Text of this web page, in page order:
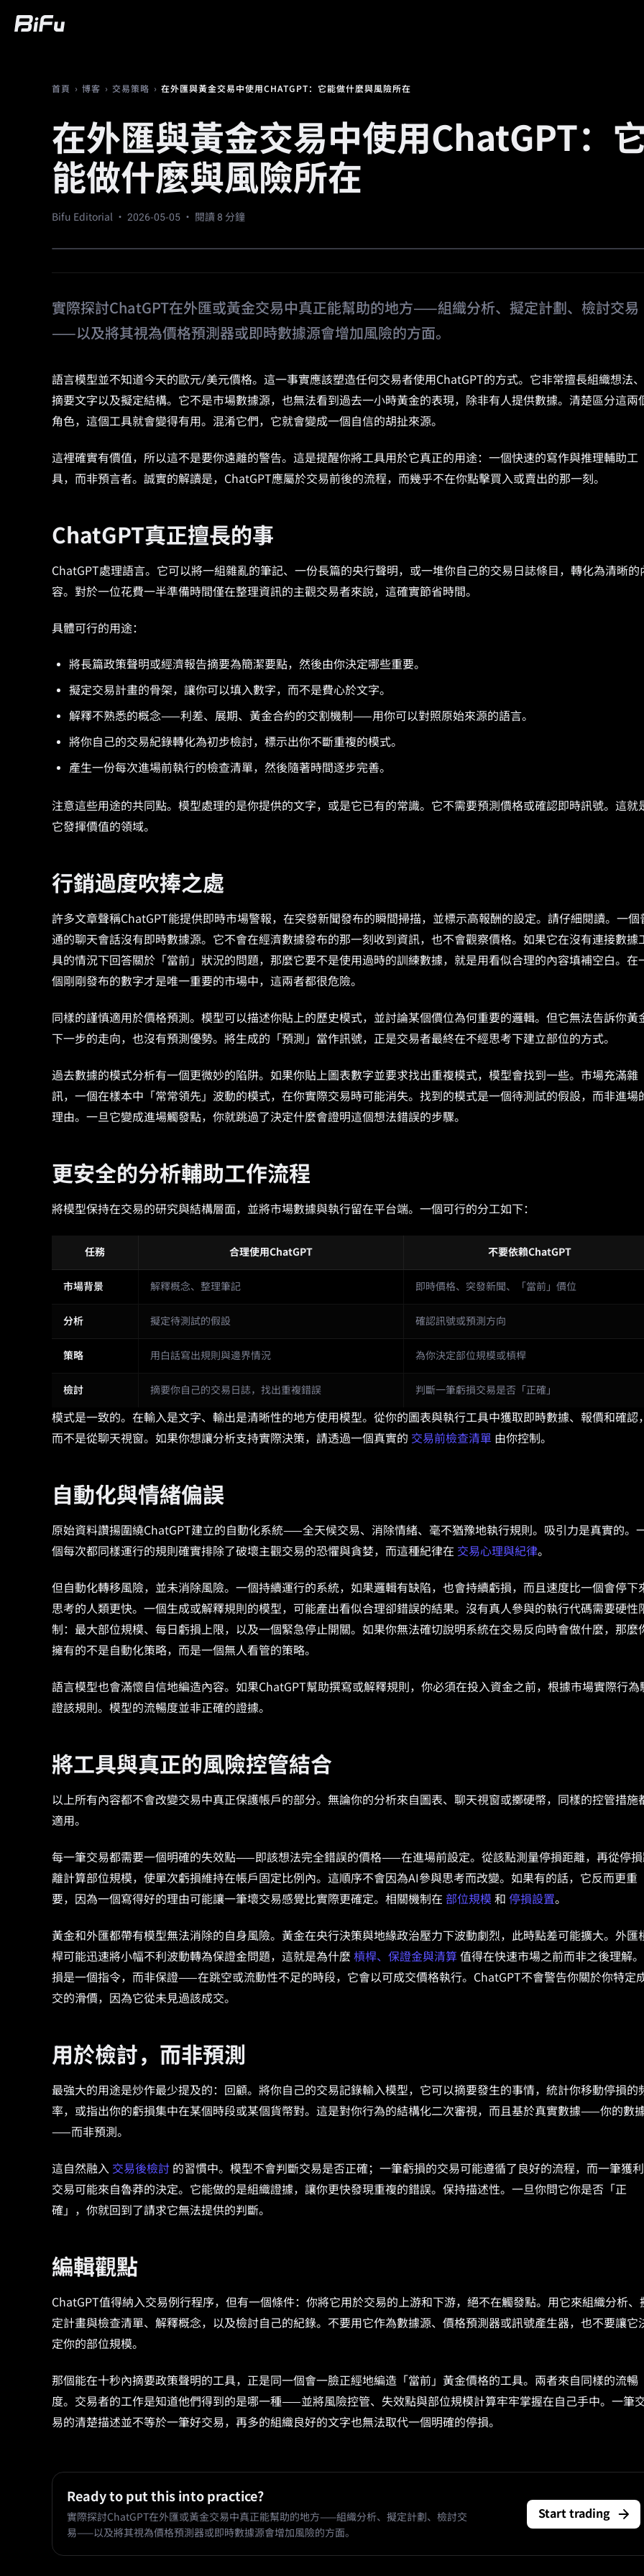
首頁 › 博客 › 交易策略 › 在外匯與黃金交易中使用CHATGPT：它能做什麼與風險所在
在外匯與黃金交易中使用ChatGPT：
能做什麼與風險所在
Bifu Editorial · 2026-05-05 · 閱讀 8 分鐘
實際探討ChatGPT在外匯或黃金交易中真正能幫助的地方——組織分析、擬定計劃、檢討交易
——以及將其視為價格預測器或即時數據源會增加風險的方面。
語言模型並不知道今天的歐元/美元價格。這一事實應該塑造任何交易者使用ChatGPT的方式。它非常擅長組織想法、
摘要文字以及擬定結構。它不是市場數據源，也無法看到過去一小時黃金的表現，除非有人提供數據。清楚區分這兩
角色，這個工具就會變得有用。混淆它們，它就會變成一個自信的胡扯來源。
這裡確實有價值，所以這不是要你遠離的警告。這是提醒你將工具用於它真正的用途：一個快速的寫作與推理輔助工
具，而非預言者。誠實的解讀是，ChatGPT應屬於交易前後的流程，而幾乎不在你點擊買入或賣出的那一刻。
ChatGPT真正擅長的事
ChatGPT處理語言。它可以將一組雜亂的筆記、一份長篇的央行聲明，或一堆你自己的交易日誌條目，轉化為清晰的
容。對於一位花費一半準備時間僅在整理資訊的主觀交易者來說，這確實節省時間。
具體可行的用途：
將長篇政策聲明或經濟報告摘要為簡潔要點，然後由你決定哪些重要。
擬定交易計畫的骨架，讓你可以填入數字，而不是費心於文字。
解釋不熟悉的概念——利差、展期、黃金合約的交割機制——用你可以對照原始來源的語言。
將你自己的交易紀錄轉化為初步檢討，標示出你不斷重複的模式。
產生一份每次進場前執行的檢查清單，然後隨著時間逐步完善。
注意這些用途的共同點。模型處理的是你提供的文字，或是它已有的常識。它不需要預測價格或確認即時訊號。這就
它發揮價值的領域。
行銷過度吹捧之處
許多文章聲稱ChatGPT能提供即時市場警報，在突發新聞發布的瞬間掃描，並標示高報酬的設定。請仔細閱讀。一個
通的聊天會話沒有即時數據源。它不會在經濟數據發布的那一刻收到資訊，也不會觀察價格。如果它在沒有連接數據
具的情況下回答關於「當前」狀況的問題，那麼它要不是使用過時的訓練數據，就是用看似合理的內容填補空白。在
個剛剛發布的數字才是唯一重要的市場中，這兩者都很危險。
同樣的謹慎適用於價格預測。模型可以描述你貼上的歷史模式，並討論某個價位為何重要的邏輯。但它無法告訴你黃
下一步的走向，也沒有預測優勢。將生成的「預測」當作訊號，正是交易者最終在不經思考下建立部位的方式。
過去數據的模式分析有一個更微妙的陷阱。如果你貼上圖表數字並要求找出重複模式，模型會找到一些。市場充滿雜
訊，一個在樣本中「常常領先」波動的模式，在你實際交易時可能消失。找到的模式是一個待測試的假設，而非進場
理由。一旦它變成進場觸發點，你就跳過了決定什麼會證明這個想法錯誤的步驟。
更安全的分析輔助工作流程
將模型保持在交易的研究與結構層面，並將市場數據與執行留在平台端。一個可行的分工如下：
任務 合理使用ChatGPT 不要依賴ChatGPT
市場背景 解釋概念、整理筆記 即時價格、突發新聞、「當前」價位
分析 擬定待測試的假設 確認訊號或預測方向
策略 用白話寫出規則與邊界情況 為你決定部位規模或槓桿
檢討 摘要你自己的交易日誌，找出重複錯誤 判斷一筆虧損交易是否「正確」
模式是一致的。在輸入是文字、輸出是清晰性的地方使用模型。從你的圖表與執行工具中獲取即時數據、報價和確認
而不是從聊天視窗。如果你想讓分析支持實際決策，請透過一個真實的 交易前檢查清單 由你控制。
自動化與情緒偏誤
原始資料讚揚圍繞ChatGPT建立的自動化系統——全天候交易、消除情緒、毫不猶豫地執行規則。吸引力是真實的。
個每次都同樣運行的規則確實排除了破壞主觀交易的恐懼與貪婪，而這種紀律在 交易心理與紀律。
但自動化轉移風險，並未消除風險。一個持續運行的系統，如果邏輯有缺陷，也會持續虧損，而且速度比一個會停下
思考的人類更快。一個生成或解釋規則的模型，可能產出看似合理卻錯誤的結果。沒有真人參與的執行代碼需要硬性
制：最大部位規模、每日虧損上限，以及一個緊急停止開關。如果你無法確切說明系統在交易反向時會做什麼，那麼
擁有的不是自動化策略，而是一個無人看管的策略。
語言模型也會滿懷自信地編造內容。如果ChatGPT幫助撰寫或解釋規則，你必須在投入資金之前，根據市場實際行為
證該規則。模型的流暢度並非正確的證據。
將工具與真正的風險控管結合
以上所有內容都不會改變交易中真正保護帳戶的部分。無論你的分析來自圖表、聊天視窗或擲硬幣，同樣的控管措施
適用。
每一筆交易都需要一個明確的失效點——即該想法完全錯誤的價格——在進場前設定。從該點測量停損距離，再從停
離計算部位規模，使單次虧損維持在帳戶固定比例內。這順序不會因為AI參與思考而改變。如果有的話，它反而更重
要，因為一個寫得好的理由可能讓一筆壞交易感覺比實際更確定。相關機制在 部位規模 和 停損設置。
黃金和外匯都帶有模型無法消除的自身風險。黃金在央行決策與地緣政治壓力下波動劇烈，此時點差可能擴大。外匯
桿可能迅速將小幅不利波動轉為保證金問題，這就是為什麼 槓桿、保證金與清算 值得在快速市場之前而非之後理解
損是一個指令，而非保證——在跳空或流動性不足的時段，它會以可成交價格執行。ChatGPT不會警告你關於你特定
交的滑價，因為它從未見過該成交。
用於檢討，而非預測
最強大的用途是炒作最少提及的：回顧。將你自己的交易記錄輸入模型，它可以摘要發生的事情，統計你移動停損的
率，或指出你的虧損集中在某個時段或某個貨幣對。這是對你行為的結構化二次審視，而且基於真實數據——你的數
——而非預測。
這自然融入 交易後檢討 的習慣中。模型不會判斷交易是否正確；一筆虧損的交易可能遵循了良好的流程，而一筆獲
交易可能來自魯莽的決定。它能做的是組織證據，讓你更快發現重複的錯誤。保持描述性。一旦你問它你是否「正
確」，你就回到了請求它無法提供的判斷。
編輯觀點
ChatGPT值得納入交易例行程序，但有一個條件：你將它用於交易的上游和下游，絕不在觸發點。用它來組織分析、
定計畫與檢查清單、解釋概念，以及檢討自己的紀錄。不要用它作為數據源、價格預測器或訊號產生器，也不要讓它
定你的部位規模。
那個能在十秒內摘要政策聲明的工具，正是同一個會一臉正經地編造「當前」黃金價格的工具。兩者來自同樣的流暢
度。交易者的工作是知道他們得到的是哪一種——並將風險控管、失效點與部位規模計算牢牢掌握在自己手中。一筆
易的清楚描述並不等於一筆好交易，再多的組織良好的文字也無法取代一個明確的停損。
Ready to put this into practice?
實際探討ChatGPT在外匯或黃金交易中真正能幫助的地方——組織分析、擬定計劃、檢討交
易——以及將其視為價格預測器或即時數據源會增加風險的方面。
Start trading